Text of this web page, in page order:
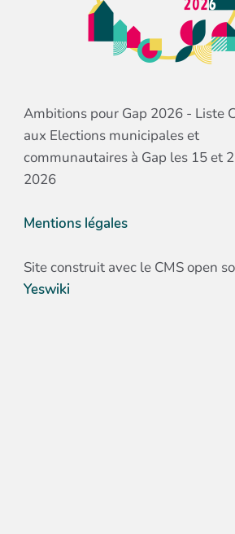
Ambitions pour Gap 2026 - Liste
aux Elections municipales et
communautaires à Gap les 15 et
2026
Mentions légales
Site construit avec le CMS open
Yeswiki